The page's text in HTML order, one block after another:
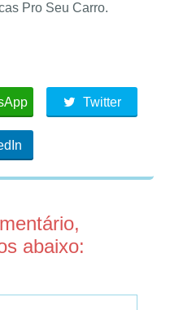
Pro Seu Carro.
Twitter
abaixo: